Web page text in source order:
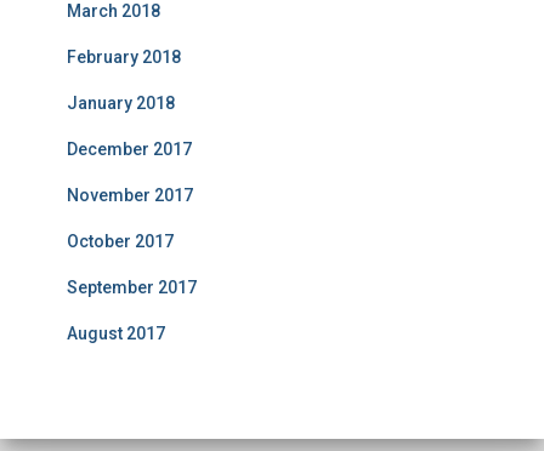
March 2018
February 2018
January 2018
December 2017
November 2017
October 2017
September 2017
August 2017